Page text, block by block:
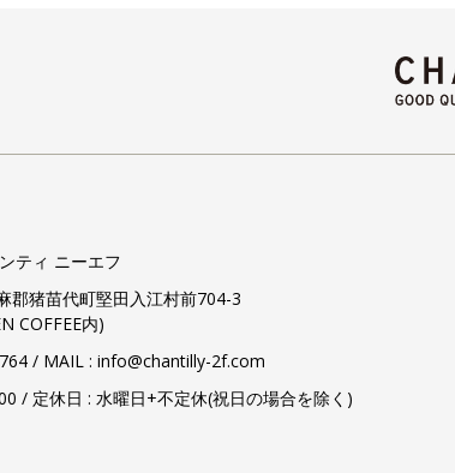
ティ ニーエフ
郡猪苗代町堅田入江村前704-3
COFFEE内)
/ MAIL : info@chantilly-2f.com
/ 定休日 : 水曜日+不定休(祝日の場合を除く)